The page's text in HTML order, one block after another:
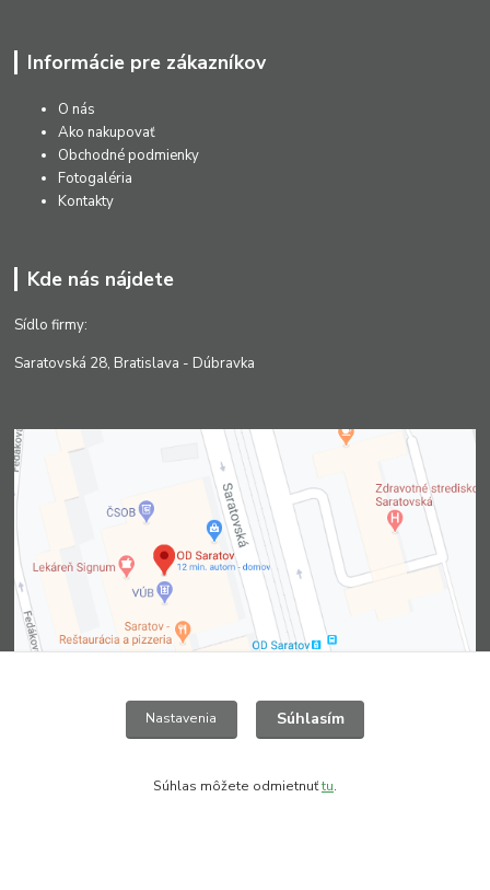
Informácie pre zákazníkov
O nás
Ako nakupovať
Obchodné podmienky
Fotogaléria
Kontakty
Kde nás nájdete
Sídlo firmy:
Saratovská 28, Bratislava - Dúbravka
Nastavenia Súhlasím
Súhlas môžete odmietnuťtu.